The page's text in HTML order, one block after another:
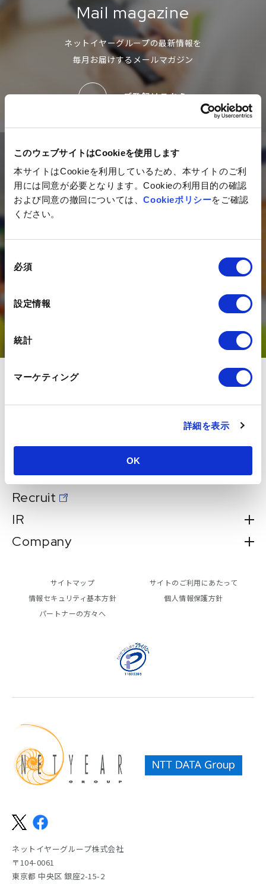
このウェブサイトはCookieを使用します
本サイトはCookieを利用しているため、本サイトのご利
用には同意が必要となります。Cookieの利用目的の確認
および同意の撤回については、Cookieポリシーをご確認
ください。
の
必須
設定情報
統計
マーケティング
詳細を表示
OK
Mail magazine
ネットイヤーグループの最新情報を
毎月お届けするメールマガジン
ご登録はこちら
Contact
私たちは、デジタルを活用した
マーケティング活動のコンサルティング、
Services
News
Seminar
Recruit
IR
Company
サイトのご利用にあたって
個人情報保護方針
情報セキュリティ基本方針
パートナーの方々へ
サイトマップ
ネットイヤーグループ株式会社
〒104-0061
東京都 中央区 銀座2-15-2